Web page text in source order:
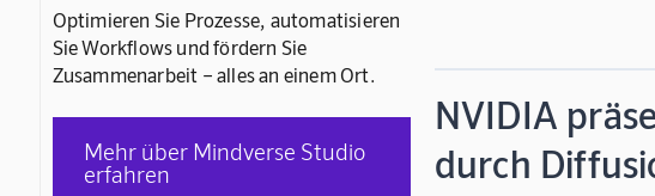
Optimieren Sie Prozesse, automatisieren
Sie Workflows und fördern Sie
Zusammenarbeit – alles an einem Ort.
Mehr über Mindverse Studio
erfahren
NVIDIA
durch